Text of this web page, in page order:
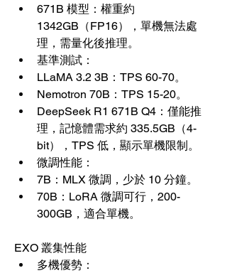
671B 模型：權重約
1342GB（FP16），單機無法處
理，需量化後推理。
基準測試：
LLaMA 3.2 3B：TPS 60-70。
Nemotron 70B：TPS 15-20。
DeepSeek R1 671B Q4：僅能推
理，記憶體需求約 335.5GB（4-
bit），TPS 低，顯示單機限制。
微調性能：
7B：MLX 微調，少於 10 分鐘。
70B：LoRA 微調可行，200-
300GB，適合單機。
EXO 叢集性能
多機優勢：